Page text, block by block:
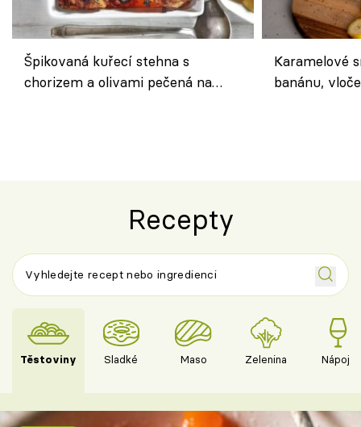
Špikovaná kuřecí stehna s
chorizem a olivami pečená na
Karamelové
banánu,
Recepty
Těstoviny Sladké Maso Zelenina Nápoje